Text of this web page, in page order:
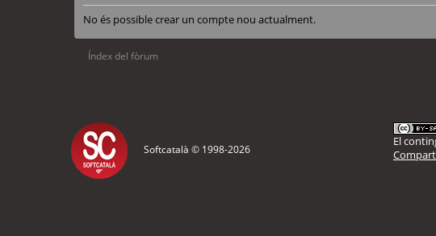
No és possible crear un compte nou actualment.
Índex del fòrum
Softcatalà © 1998-2026
El